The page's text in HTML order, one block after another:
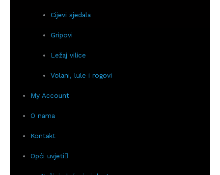
Cijevi sjedala
Gripovi
Ležaj vilice
Volani, lule i rogovi
My Account
O nama
Kontakt
Opći uvjeti